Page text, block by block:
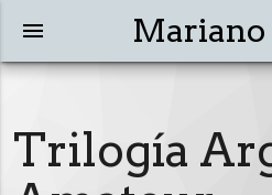
menu
Trilogía